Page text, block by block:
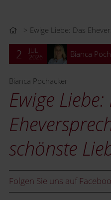
Ewige Liebe: Das
2
JUL
2026
Bianca
Bianca Pöchacker
Ewige Liebe:
schönste
Folgen Sie uns auf